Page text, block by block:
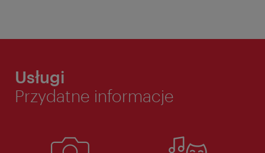
Usługi
Przydatne informacje